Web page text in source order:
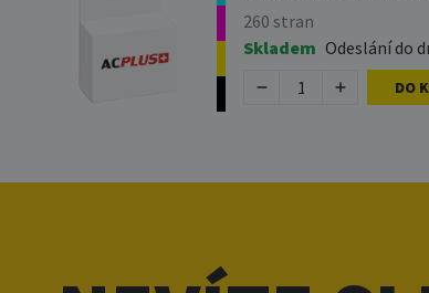
260 stran
Skladem Odeslání do
DO